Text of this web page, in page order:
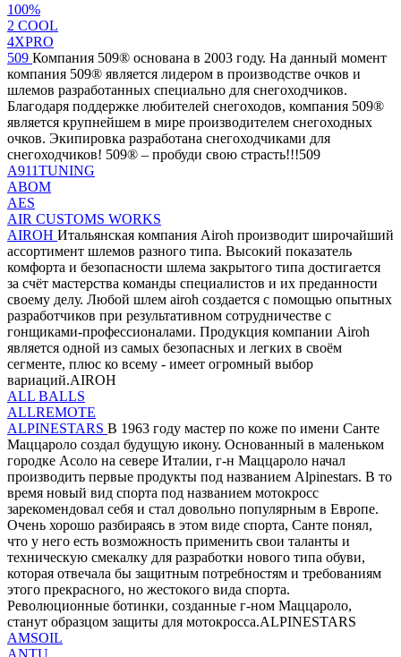
100%
2 СOOL
4XPRO
509 Компания 509® основана в 2003 году. На данный момент
компания 509® является лидером в производстве очков и
шлемов разработанных специально для снегоходчиков.
Благодаря поддержке любителей снегоходов, компания 509®
является крупнейшем в мире производителем снегоходных
очков. Экипировка разработана снегоходчиками для
снегоходчиков! 509® – пробуди свою страсть!!!509
A911TUNING
ABOM
AES
AIR CUSTOMS WORKS
AIROH Итальянская компания Airoh производит широчайший
ассортимент шлемов разного типа. Высокий показатель
комфорта и безопасности шлема закрытого типа достигается
за счёт мастерства команды специалистов и их преданности
своему делу. Любой шлем airoh создается с помощью опытных
разработчиков при результативном сотрудничестве с
гонщиками-профессионалами. Продукция компании Airoh
является одной из самых безопасных и легких в своём
сегменте, плюс ко всему - имеет огромный выбор
вариаций.AIROH
ALL BALLS
ALLREMOTE
ALPINESTARS В 1963 году мастер по коже по имени Санте
Маццароло создал будущую икону. Основанный в маленьком
городке Асоло на севере Италии, г-н Маццароло начал
производить первые продукты под названием Alpinestars. В то
время новый вид спорта под названием мотокросс
зарекомендовал себя и стал довольно популярным в Европе.
Очень хорошо разбираясь в этом виде спорта, Санте понял,
что у него есть возможность применить свои таланты и
техническую смекалку для разработки нового типа обуви,
которая отвечала бы защитным потребностям и требованиям
этого прекрасного, но жестокого вида спорта.
Революционные ботинки, созданные г-ном Маццароло,
станут образцом защиты для мотокросса.ALPINESTARS
AMSOIL
ANTU